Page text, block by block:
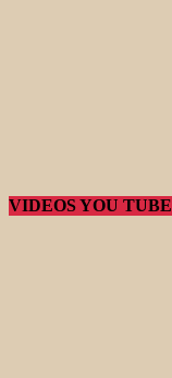
VIDEOS YOU TUBE